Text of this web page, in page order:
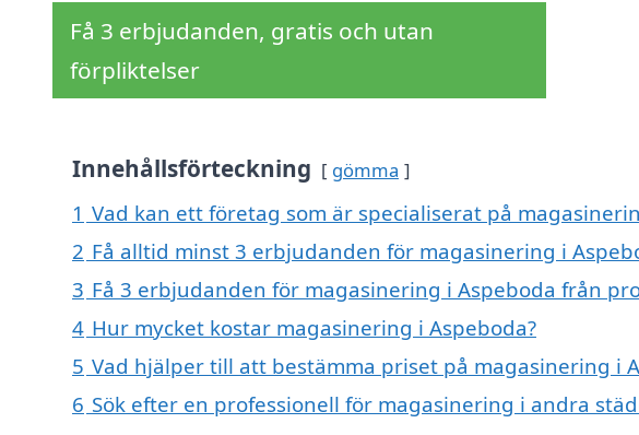
Få 3 erbjudanden, gratis och utan
förpliktelser
Innehållsförteckning gömma
1 Vad kan ett företag som är specialiserat på
2 Få alltid minst 3 erbjudanden för magasinering i
3 Få 3 erbjudanden för magasinering i Aspeboda från
4 Hur mycket kostar magasinering i Aspeboda?
5 Vad hjälper till att bestämma priset på magasinering i
6 Sök efter en professionell för magasinering i andra